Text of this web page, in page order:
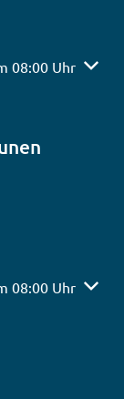
08:00 Uhr
08:00 Uhr